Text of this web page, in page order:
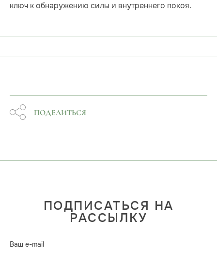
ключ к обнаружению силы и внутреннего покоя.
ПОДЕЛИТЬСЯ
ПОДПИСАТЬСЯ НА
РАССЫЛКУ
Ваш e-mail